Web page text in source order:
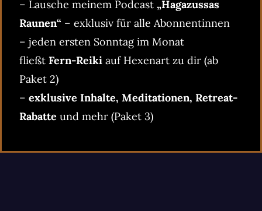
– Lausche meinem Podcast „Hagazussas
Raunen“ – exklusiv für alle Abonnentinnen
– jeden ersten Sonntag im Monat
fließt Fern-Reiki auf Hexenart zu dir (ab
Paket 2)
– exklusive Inhalte, Meditationen, Retreat-
Rabatte und mehr (Paket 3)